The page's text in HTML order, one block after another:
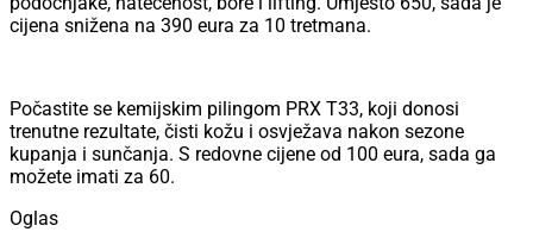
cijena snižena na 390 eura za 10 tretmana.
Počastite se kemijskim pilingom PRX T33, koji donosi
trenutne rezultate, čisti kožu i osvježava nakon sezone
kupanja i sunčanja. S redovne cijene od 100 eura, sada ga
možete imati za 60.
Oglas